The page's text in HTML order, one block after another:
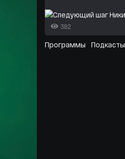
382
Программы Подкасты